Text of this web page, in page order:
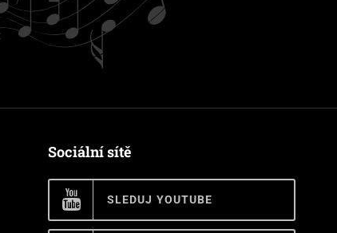
Sociální sítě
SLEDUJ YOUTUBE